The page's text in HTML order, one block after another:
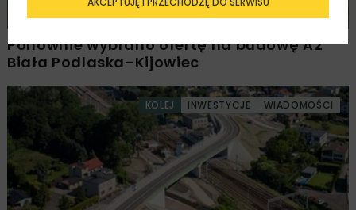
Ponownie wybrano ofertę na budowę A2
Biała Podlaska–Kijowiec
KOLEJ INWESTYCJE WIADOMOŚCI